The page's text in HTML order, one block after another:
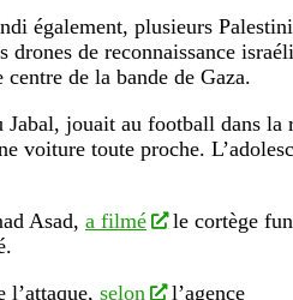
également, plusieurs
drones de reconnaissance
de la bande de Gaza.
jouait au football dans la
voiture toute proche.
Asad, a filmé
le cortège
l’attaque, selon
l’agence